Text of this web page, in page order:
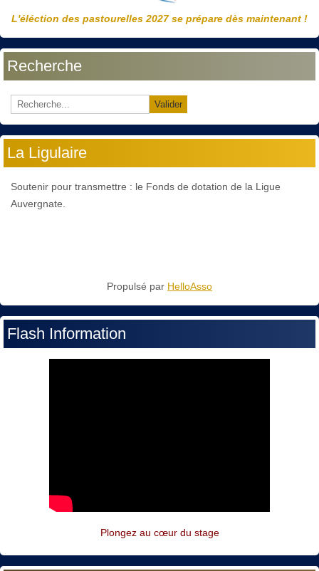
L'éléction des pastourelles 2027 se prépare dès maintenant !
Recherche
Valider
La Ligulaire
Soutenir pour transmettre : le Fonds de dotation de la Ligue
Auvergnate.
Propulsé par HelloAsso
Flash Information
Plongez au cœur du stage